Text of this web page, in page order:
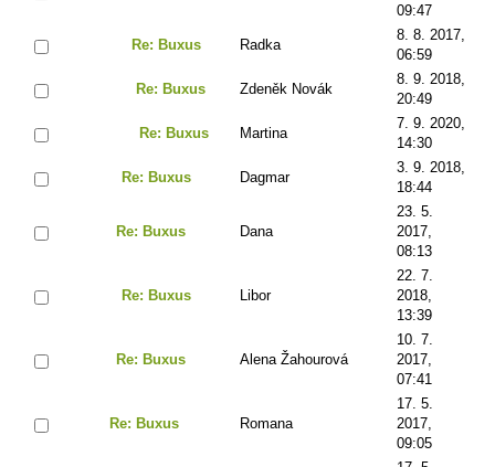
09:47
Re: Buxus Radka
8. 8. 2017,
06:59
Re: Buxus Zdeněk Novák
8. 9. 2018,
20:49
Re: Buxus Martina
7. 9. 2020,
14:30
Re: Buxus Dagmar
3. 9. 2018,
18:44
Re: Buxus Dana
23. 5.
2017,
08:13
Re: Buxus Libor
22. 7.
2018,
13:39
Re: Buxus Alena Žahourová
10. 7.
2017,
07:41
Re: Buxus Romana
17. 5.
2017,
09:05